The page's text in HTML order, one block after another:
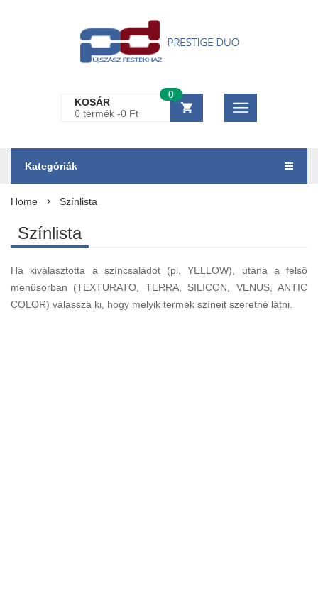
KOSÁR
0 termék -0 Ft
0
Kategóriák
Home Színlista
Színlista
Ha kiválasztotta a színcsaládot (pl. YELLOW), utána a felső
menüsorban (TEXTURATO, TERRA, SILICON, VENUS, ANTIC
COLOR) válassza ki, hogy melyik termék színeit szeretné látni.